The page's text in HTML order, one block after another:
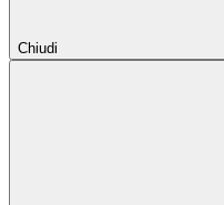
Chiudi